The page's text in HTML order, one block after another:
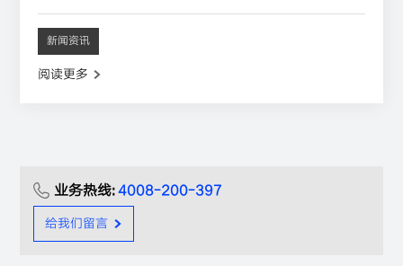
新闻资讯
阅读更多
业务热线:4008-200-397
给我们留言